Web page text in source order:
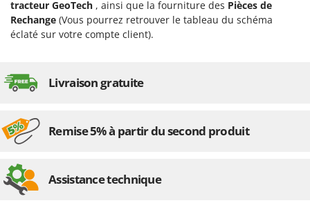
Herses à Dents
Herses Rotatives
Lames niveleuses pour tracteur
Lieuses électriques pour vignes
M
Elegen
Energy Gruppi
EuroMech
F
Fama Industrie
Famag
tracteur GeoTech , ainsi que la fourniture des Pièces de
Rechange (Vous pourrez retrouver le tableau du schéma
éclaté sur votre compte client).
Livraison gratuite
Remise 5% à partir du second produit
Assistance technique